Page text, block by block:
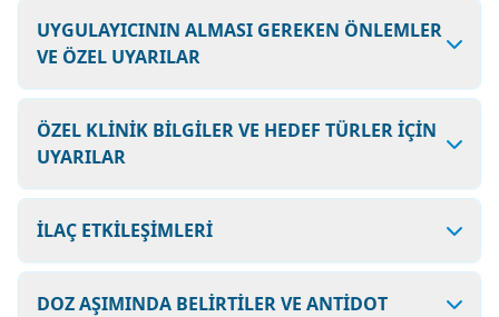
UYGULAYICININ ALMASI GEREKEN ÖNLEMLER
VE ÖZEL UYARILAR
ÖZEL KLİNİK BİLGİLER VE HEDEF TÜRLER İÇİN
UYARILAR
İLAÇ ETKİLEŞİMLERİ
DOZ AŞIMINDA BELİRTİLER VE ANTİDOT